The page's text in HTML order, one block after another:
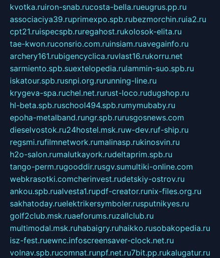
kvotka.ruiron-snab.rucosta-bella.rueugrus.pp.ru
associaciya39.ruprimexpo.spb.rubezmorchin.ruia2.ru
cpt21.ruispecspb.ruregahost.rukolosok-elita.ru
tae-kwon.ruconsrio.com.ruinsiam.ruavegainfo.ru
archery161.rubigencyclica.ruvlast16.rukorru.net
sarmiento.spb.suextelopedia.rulammin-suo.spb.ru
iskatour.spb.rusnpi.org.rurunning-line.ru
krygeva-spa.ruchel.net.rurust-loco.rudugshop.ru
hl-beta.spb.ruschool494.spb.rumymubaby.ru
epoha-metalband.rungr.spb.rurusgosnews.com
dieselvostok.ru24hostel.msk.ruw-dev.ruf-ship.ru
regsmi.rufilmnetwork.rumalinasp.rukinosvin.ru
h2o-salon.rumalutkayork.rudeltaprim.spb.ru
tango-perm.rugooddir.rusgv.sumultiki-online.com
webkrasotki.comcherinvest.rudetskiy-ostrov.ru
ankou.spb.rualvesta1.rupdf-creator.runix-files.org.ru
sakhatoday.ruelektrikersymboler.rusputnikyes.ru
golf2club.msk.ruaeforums.ruzallclub.ru
multimodal.msk.ruhabaigry.ruhaikko.rusobakopedia.ru
isz-fest.ruewnc.infoscreensaver-clock.net.ru
volnav.spb.rucomnat.runpf.net.ru7bit.pp.rukalugatur.ru